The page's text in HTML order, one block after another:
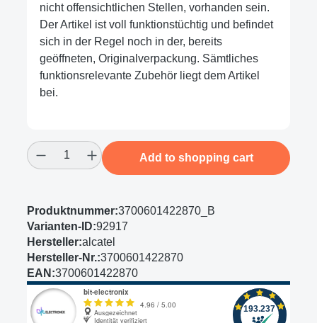
nicht offensichtlichen Stellen, vorhanden sein.
Der Artikel ist voll funktionstüchtig und befindet
sich in der Regel noch in der, bereits
geöffneten, Originalverpackung. Sämtliches
funktionsrelevante Zubehör liegt dem Artikel
bei.
Product Quantity: Enter the desired
Add to shopping cart
Produktnummer:3700601422870_B
Varianten-ID:92917
Hersteller:alcatel
Hersteller-Nr.:3700601422870
EAN:3700601422870